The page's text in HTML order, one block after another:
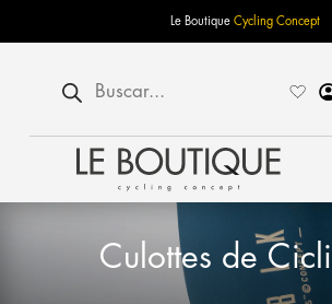
Le Boutique Cycling Concept
productos
Culottes de